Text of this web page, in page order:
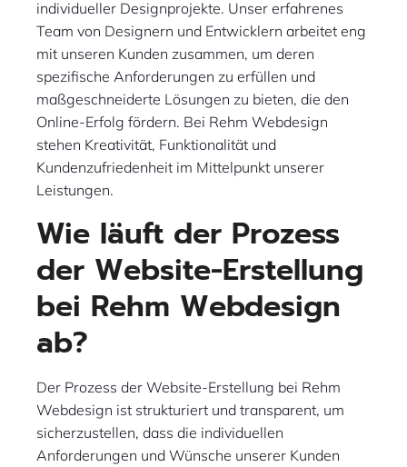
individueller Designprojekte. Unser erfahrenes
Team von Designern und Entwicklern arbeitet eng
mit unseren Kunden zusammen, um deren
spezifische Anforderungen zu erfüllen und
maßgeschneiderte Lösungen zu bieten, die den
Online-Erfolg fördern. Bei Rehm Webdesign
stehen Kreativität, Funktionalität und
Kundenzufriedenheit im Mittelpunkt unserer
Leistungen.
Wie läuft der Prozess
der Website-Erstellung
bei Rehm Webdesign
ab?
Der Prozess der Website-Erstellung bei Rehm
Webdesign ist strukturiert und transparent, um
sicherzustellen, dass die individuellen
Anforderungen und Wünsche unserer Kunden